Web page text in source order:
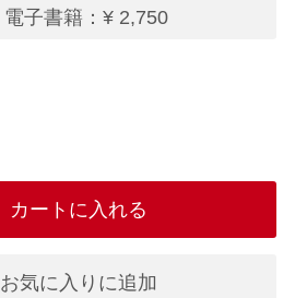
電子書籍：¥ 2,750
カートに入れる
お気に入りに追加